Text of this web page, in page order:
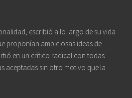
escribió a lo largo de su vida
proponían ambiciosas ideas de
en un crítico radical con todas
aceptadas sin otro motivo que la